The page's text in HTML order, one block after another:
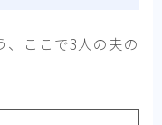
、ここで3人の夫の